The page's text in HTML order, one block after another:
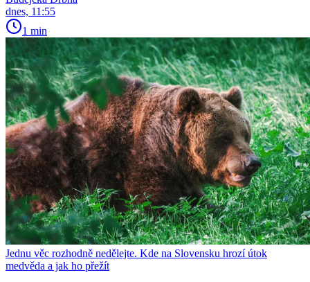
dnes, 11:55
1 min
Jednu věc rozhodně nedělejte. Kde na Slovensku hrozí útok
medvěda a jak ho přežít